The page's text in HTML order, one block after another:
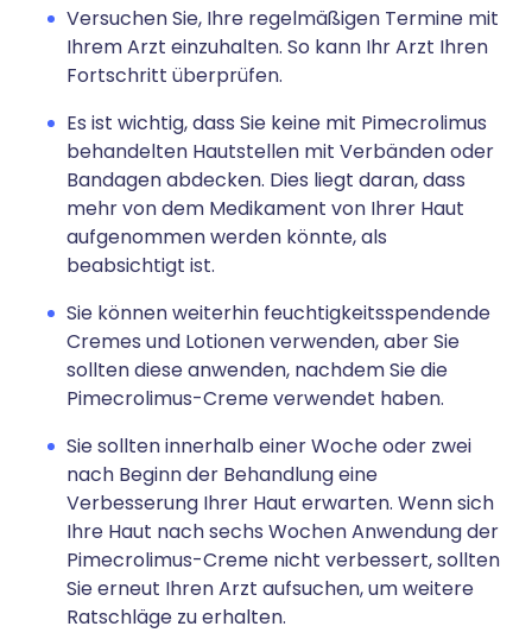
Versuchen Sie, Ihre regelmäßigen Termine mit
Ihrem Arzt einzuhalten. So kann Ihr Arzt Ihren
Fortschritt überprüfen.
Es ist wichtig, dass Sie keine mit Pimecrolimus
behandelten Hautstellen mit Verbänden oder
Bandagen abdecken. Dies liegt daran, dass
mehr von dem Medikament von Ihrer Haut
aufgenommen werden könnte, als
beabsichtigt ist.
Sie können weiterhin feuchtigkeitsspendende
Cremes und Lotionen verwenden, aber Sie
sollten diese anwenden, nachdem Sie die
Pimecrolimus-Creme verwendet haben.
Sie sollten innerhalb einer Woche oder zwei
nach Beginn der Behandlung eine
Verbesserung Ihrer Haut erwarten. Wenn sich
Ihre Haut nach sechs Wochen Anwendung der
Pimecrolimus-Creme nicht verbessert, sollten
Sie erneut Ihren Arzt aufsuchen, um weitere
Ratschläge zu erhalten.